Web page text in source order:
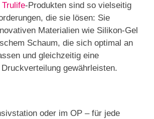
Trulife-Produkten sind so vielseitig
die sie lösen: Sie
Materialien wie Silikon-Gel
Schaum, die sich optimal an
und gleichzeitig eine
gewährleisten.
oder im OP – für jede